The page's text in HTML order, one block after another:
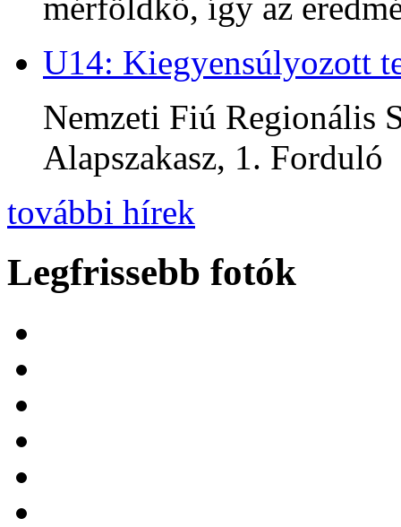
U14: Kiegyensúlyozott
Nemzeti Fiú Regionális
Alapszakasz, 1. Forduló
további hírek
Legfrissebb fotók